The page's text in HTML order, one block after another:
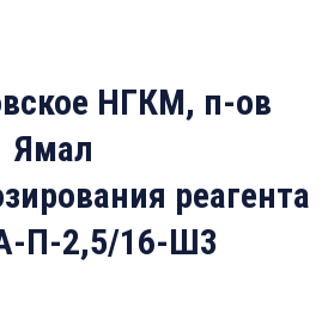
НГКМ, п-ов
Ямал
реагента
П-2,5/16-Ш3